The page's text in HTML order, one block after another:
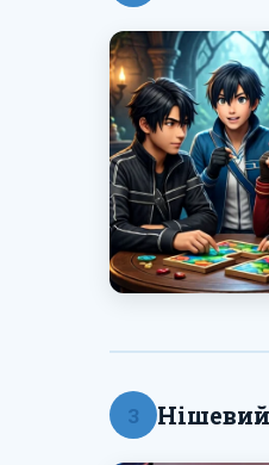
3